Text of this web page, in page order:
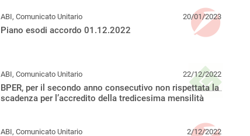
ABI, Comunicato Unitario 20/01/2023
Piano esodi accordo 01.12.2022
ABI, Comunicato Unitario 22/12/2022
BPER, per il secondo anno consecutivo non rispettata la
scadenza per l’accredito della tredicesima mensilità
ABI, Comunicato Unitario 2/12/2022